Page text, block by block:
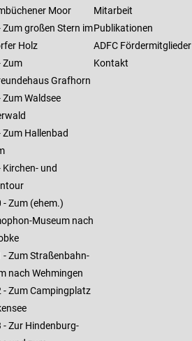
Moor
Zum großen Stern im
Holz
Zum
Grafhorn
Zum Waldsee
Zum Hallenbad
Kirchen- und
- Zum (ehem.)
Museum nach
- Zum Straßenbahn-
nach Wehmingen
- Zum Campingplatz
- Zur Hindenburg-
Mitarbeit
Publikationen
ADFC Fördermitglieder
Kontakt